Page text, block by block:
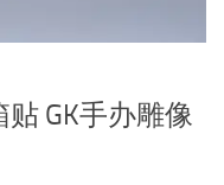
贴 GK手办雕像